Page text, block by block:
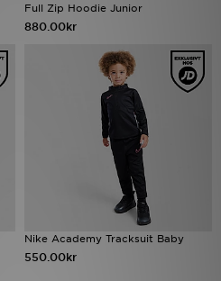
Full Zip Hoodie Junior
880.00kr
Nike Academy Tracksuit Baby
550.00kr